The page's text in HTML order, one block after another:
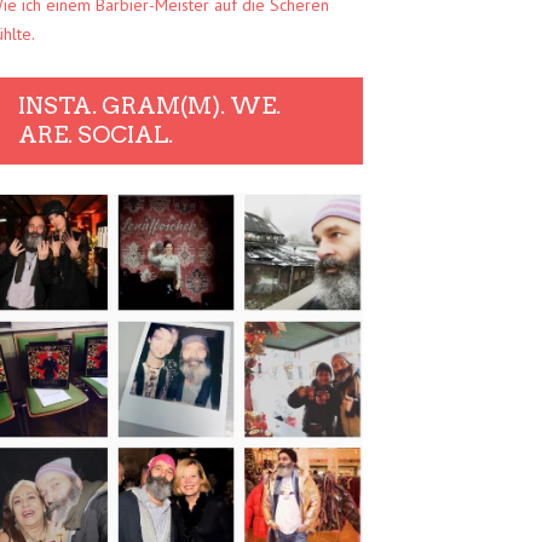
ich einem Barbier-Meister auf die Scheren
INSTA. GRAM(M). WE.
ARE. SOCIAL.